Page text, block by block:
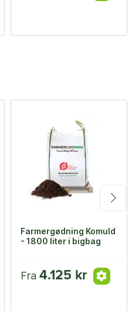
Farmergødning Komuld
- 1800 liter i bigbag
Fra 4.125 kr